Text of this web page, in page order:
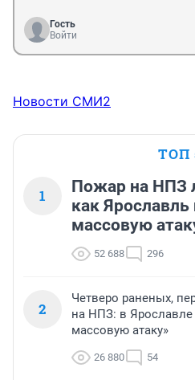
Гость
Войти
Новости СМИ2
ТОП
1
Пожар на НПЗ
как
массовую
52 688 296
2
Четверо раненых,
на НПЗ: в
массовую атаку»
26 880 54